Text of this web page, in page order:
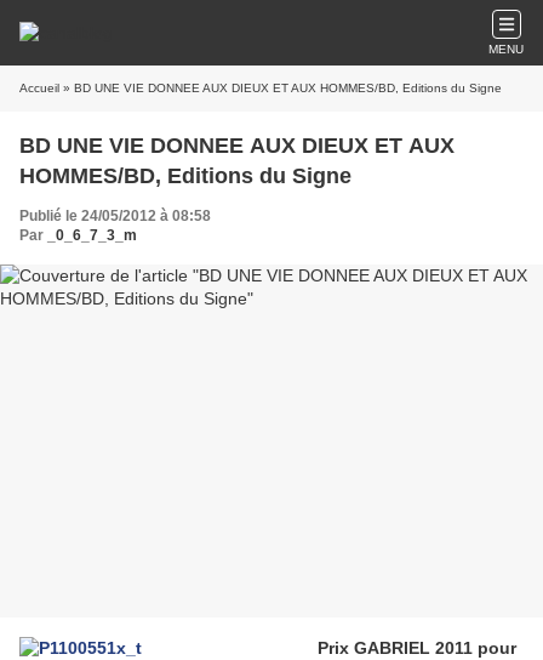
MENU
Accueil » BD UNE VIE DONNEE AUX DIEUX ET AUX HOMMES/BD, Editions du Signe
BD UNE VIE DONNEE AUX DIEUX ET AUX
HOMMES/BD, Editions du Signe
Publié le 24/05/2012 à 08:58
Par
_0_6_7_3_m
Prix GABRIEL 2011 pour